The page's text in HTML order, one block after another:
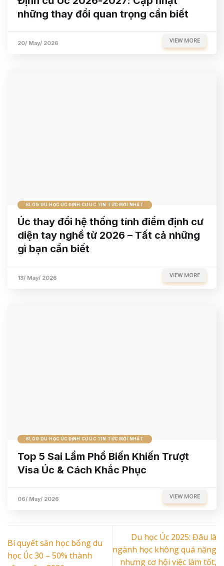
những thay đổi quan trọng cần biết
20/ May/ 2026 VIEW MORE
BLOG DU HỌC ÚC ĐỊNH CƯ ÚC TIN TỨC MỚI NHẤT
Úc thay đổi hệ thống tính điểm định cư
diện tay nghề từ 2026 – Tất cả những
gì bạn cần biết
13/ May/ 2026 VIEW MORE
BLOG DU HỌC ÚC ĐỊNH CƯ ÚC TIN TỨC MỚI NHẤT
Top 5 Sai Lầm Phổ Biến Khiến Trượt
Visa Úc & Cách Khắc Phục
06/ May/ 2026 VIEW MORE
Bí quyết săn học bổng du
học Úc 30 – 50% thành
Du học Úc 2025: Đâu là
ngành học không quá nặng
nhưng cơ hội việc làm tốt,